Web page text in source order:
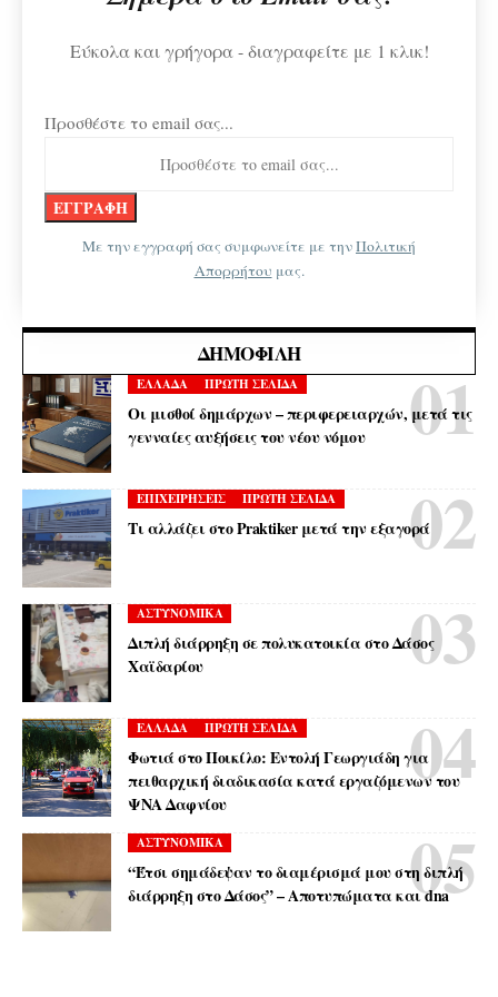
Εύκολα και γρήγορα - διαγραφείτε με 1 κλικ!
Προσθέστε το email σας...
Με την εγγραφή σας συμφωνείτε με τηνΠολιτική
Απορρήτου μας.
ΔΗΜΟΦΙΛΉ
ΕΛΛΑΔΑ ΠΡΩΤΗ ΣΕΛΙΔΑ
Οι μισθοί δημάρχων – περιφερειαρχών, μετά τις
γενναίες αυξήσεις του νέου νόμου
ΕΠΙΧΕΙΡΗΣΕΙΣ ΠΡΩΤΗ ΣΕΛΙΔΑ
Τι αλλάζει στο Praktiker μετά την εξαγορά
ΑΣΤΥΝΟΜΙΚΑ
Διπλή διάρρηξη σε πολυκατοικία στο Δάσος
Χαϊδαρίου
ΕΛΛΑΔΑ ΠΡΩΤΗ ΣΕΛΙΔΑ
Φωτιά στο Ποικίλο: Εντολή Γεωργιάδη για
πειθαρχική διαδικασία κατά εργαζόμενων του
ΨΝΑ Δαφνίου
ΑΣΤΥΝΟΜΙΚΑ
“Έτσι σημάδεψαν το διαμέρισμά μου στη διπλή
διάρρηξη στο Δάσος” – Αποτυπώματα και dna